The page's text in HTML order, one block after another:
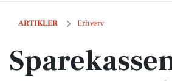
ARTIKLER Erhverv
Sparekassen Danmark går på børsen